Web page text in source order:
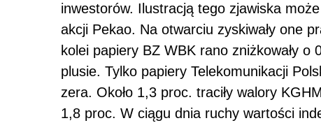
inwestorów. Ilustracją tego zjawiska
akcji Pekao. Na otwarciu zyskiwały one
kolei papiery BZ WBK rano zniżkowały
plusie. Tylko papiery Telekomunikacji
zera. Około 1,3 proc. traciły walory
1,8 proc. W ciągu dnia ruchy wartości